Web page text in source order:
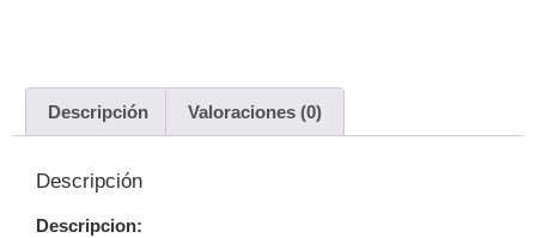
Descripción Valoraciones (0)
Descripción
Descripcion: